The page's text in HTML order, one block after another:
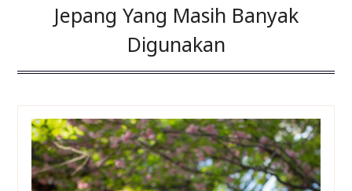
Jepang Yang Masih Banyak
Digunakan